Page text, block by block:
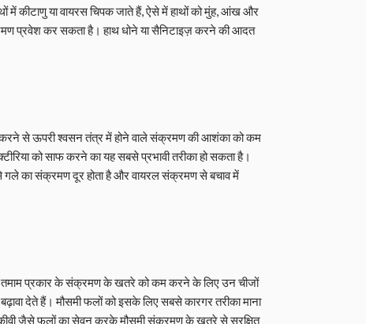
में कीटाणु या वायरस चिपक जाते हैं, ऐसे में हाथों को मुंह, आंख और
प्रवेश कर सकता है। हाथ धोने या सैनिटाइज़ करने की आदत
करने से ऊपरी श्वसन तंत्र में होने वाले संक्रमण की आशंका को कम
को साफ करने का यह सबसे प्रभावी तरीका हो सकता है।
का संक्रमण दूर होता है और वायरल संक्रमण से बचाव में
तमाम प्रकार के संक्रमण के खतरे को कम करने के लिए उन चीजों
देते हैं। मौसमी फलों को इसके लिए सबसे कारगर तरीका माना
जैसे फलों का सेवन करके मौसमी संक्रमण के खतरे से सुरक्षित